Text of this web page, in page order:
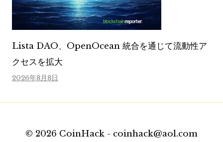
Lista DAO、OpenOcean 統合を通じて流動性ア
クセスを拡大
2026年8月8日
© 2026 CoinHack - coinhack@aol.com